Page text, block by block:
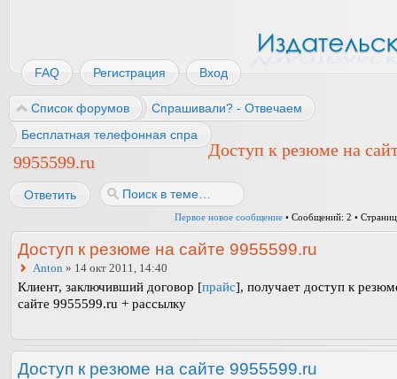
FAQ Регистрация Вход
Список форумов
Спрашивали? - Отвечаем
Бесплатная телефонная справочная в Москве по
Доступ к резюме на
9955599.ru
Ответить
Первое новое сообщение • Сообщений: 2 •
Доступ к резюме на сайте 9955599.ru
Anton » 14 окт 2011, 14:40
Клиент, заключивший договор [прайс], получает доступ к
сайте 9955599.ru + рассылку
Доступ к резюме на сайте 9955599.ru